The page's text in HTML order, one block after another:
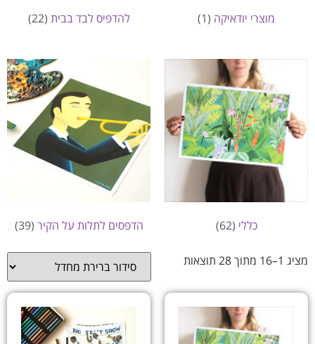
מוצרי יודאיקה (1) להדפיס לבד בבית (22)
כללי (62) הדפסים לתלות על הקיר (39)
מציג 1–16 מתוך 28 תוצאות